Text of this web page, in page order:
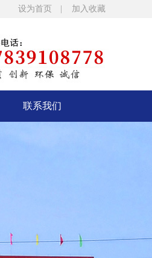
设为首页 | 加入收藏
联系我们